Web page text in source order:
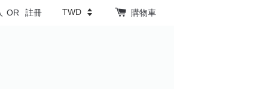
OR 註冊 購物車